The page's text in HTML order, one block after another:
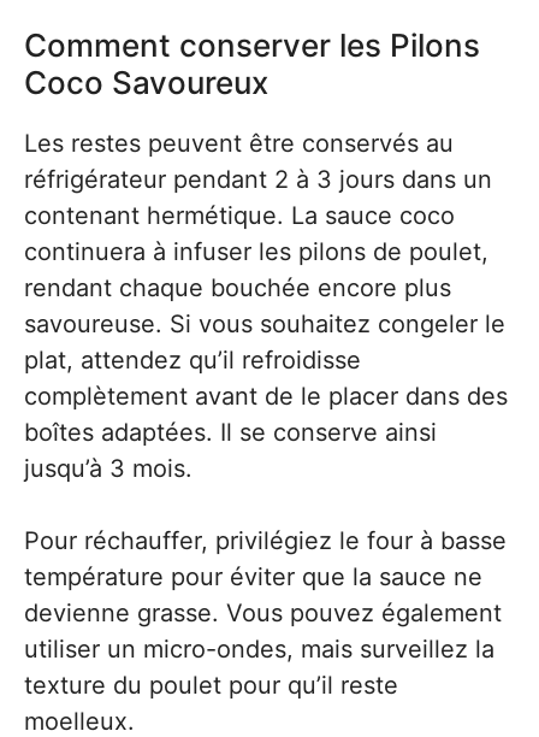
Comment conserver les Pilons
Coco Savoureux
Les restes peuvent être conservés au
réfrigérateur pendant 2 à 3 jours dans un
contenant hermétique. La sauce coco
continuera à infuser les pilons de poulet,
rendant chaque bouchée encore plus
savoureuse. Si vous souhaitez congeler le
plat, attendez qu’il refroidisse
complètement avant de le placer dans des
boîtes adaptées. Il se conserve ainsi
jusqu’à 3 mois.
Pour réchauffer, privilégiez le four à basse
température pour éviter que la sauce ne
devienne grasse. Vous pouvez également
utiliser un micro-ondes, mais surveillez la
texture du poulet pour qu’il reste
moelleux.